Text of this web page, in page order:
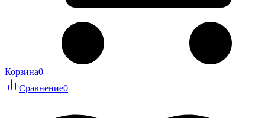
Корзина0
Сравнение0